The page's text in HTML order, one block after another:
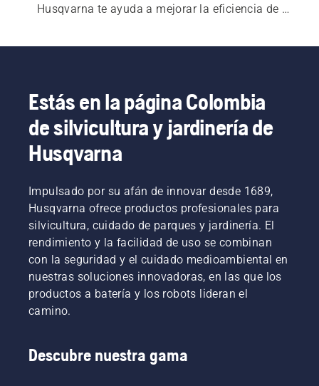
Husqvarna te ayuda a mejorar la eficiencia de
usar tu motosierra, lo que te permite trabajar de
Estás en la página Colombia
de silvicultura y jardinería de
Husqvarna
Impulsado por su afán de innovar desde 1689,
Husqvarna ofrece productos profesionales para
silvicultura, cuidado de parques y jardinería. El
rendimiento y la facilidad de uso se combinan
con la seguridad y el cuidado medioambiental en
nuestras soluciones innovadoras, en las que los
productos a batería y los robots lideran el
camino.
Descubre nuestra gama